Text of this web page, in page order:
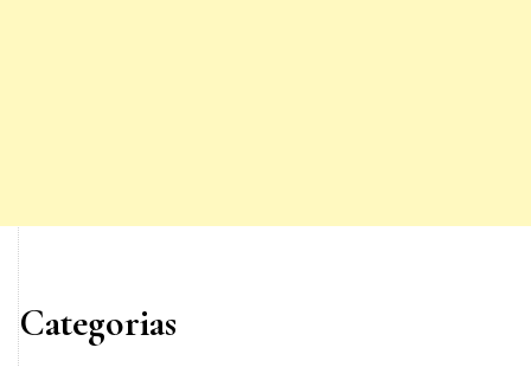
Categorias